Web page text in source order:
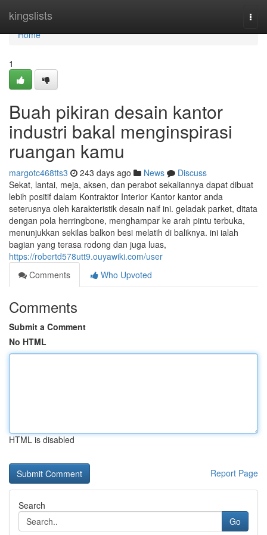
kingslists
Home
Home
1
Buah pikiran desain kantor
industri bakal menginspirasi
ruangan kamu
margotc468tts3 243 days ago News
Discuss
Sekat, lantai, meja, aksen, dan perabot sekaliannya dapat dibuat
lebih positif dalam Kontraktor Interior Kantor kantor anda
seterusnya oleh karakteristik desain naif ini. geladak parket, ditata
dengan pola herringbone, menghampar ke arah pintu terbuka,
menunjukkan sekilas balkon besi melatih di baliknya. ini ialah
bagian yang terasa rodong dan juga luas,
https://robertd578utt9.ouyawiki.com/user
Comments
Who Upvoted
Comments
Submit a Comment
No HTML
HTML is disabled
Report Page
Search
Go